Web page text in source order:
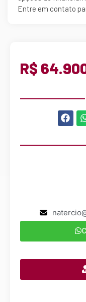
Entre em contato
R$